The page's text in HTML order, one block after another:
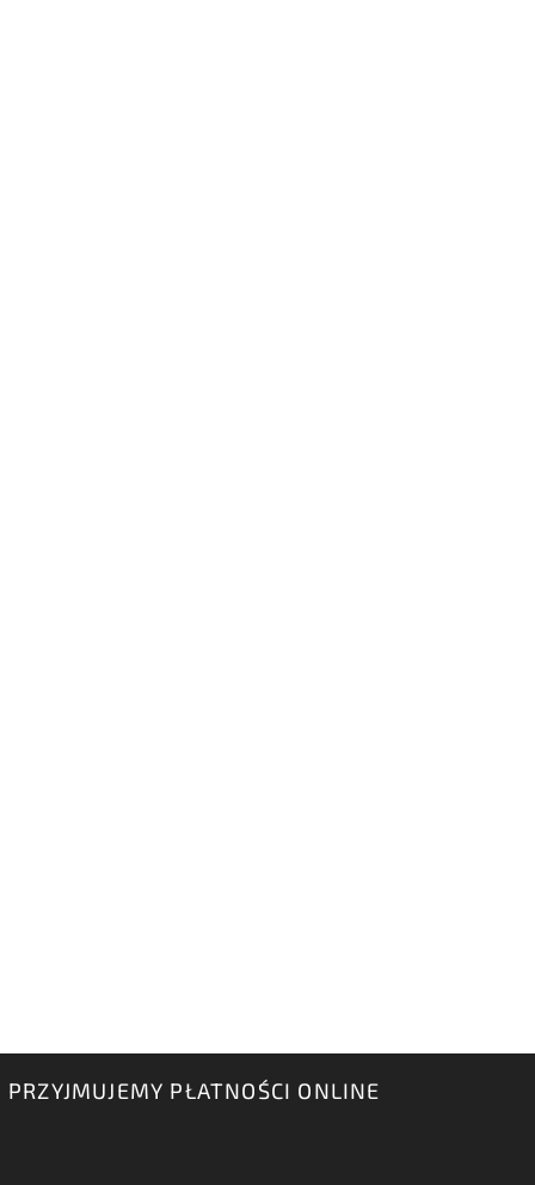
PRZYJMUJEMY PŁATNOŚCI ONLINE